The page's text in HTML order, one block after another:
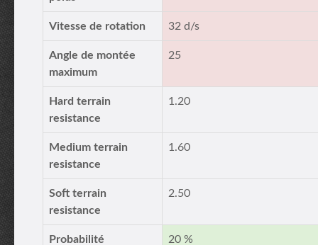
Vitesse de rotation 32 d/s
Angle de montée
maximum
25
Hard terrain
resistance
1.20
Medium terrain
resistance
1.60
Soft terrain
resistance
2.50
Probabilité
20 %